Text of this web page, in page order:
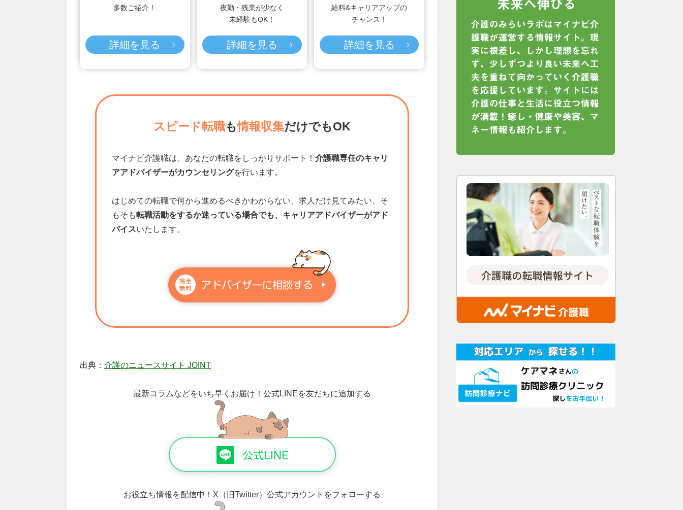
多数ご紹介！
詳細を見る
夜勤・残業が少なく
未経験もOK！
詳細を見る
給料&キャリアアップの
チャンス！
詳細を見る
スピード転職も情報収集だけでもOK
マイナビ介護職は、あなたの転職をしっかりサポート！ 介護職専任のキャリ
アアドバイザーがカウンセリングを行います。
はじめての転職で何から進めるべきかわからない、求人だけ見てみたい、そ
もそも転職活動をするか迷っている場合でも、キャリアアドバイザーがアド
バイスいたします。
出典： 介護のニュースサイト JOINT
最新コラムなどをいち早くお届け！ 公式LINEを友だちに追加する
お役立ち情報を配信中！ X（旧Twitter）公式アカウントをフォローする